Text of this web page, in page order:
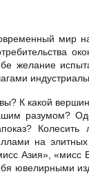
мир
желание
К какой
разумом?
на
Азия», «мисс
ювелирными